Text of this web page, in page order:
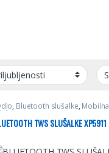
, Bluetooth slušalke, Mobilna
TWS SLUŠALKE XP5911